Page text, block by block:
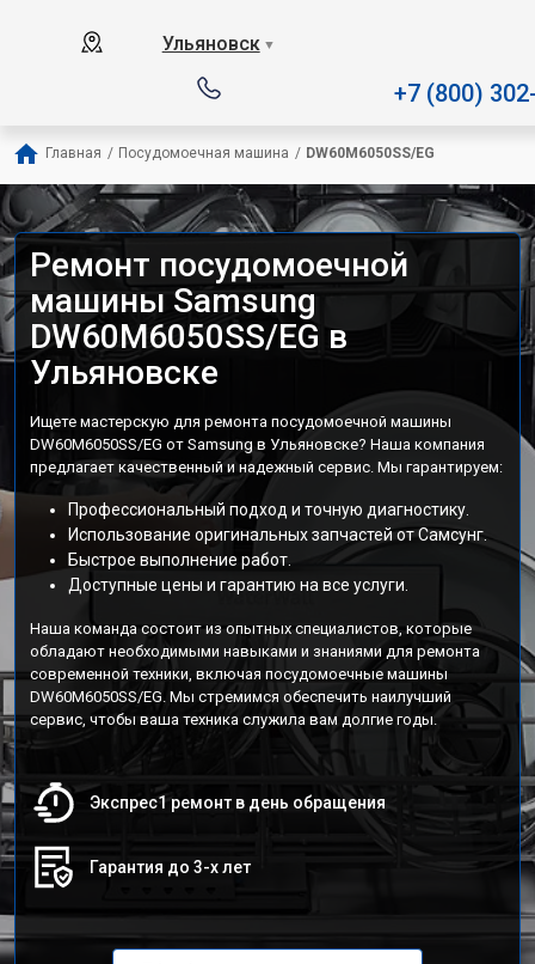
Ульяновск ▼
+7 (800)
Главная / Посудомоечная машина / DW60M6050SS/EG
Ремонт посудомоечной
машины Samsung
DW60M6050SS/EG в
Ульяновске
Ищете мастерскую для ремонта посудомоечной машины
DW60M6050SS/EG от Samsung в Ульяновске? Наша компания
предлагает качественный и надежный сервис. Мы гарантируем:
Профессиональный подход и точную диагностику.
Использование оригинальных запчастей от Самсунг.
Быстрое выполнение работ.
Доступные цены и гарантию на все услуги.
Наша команда состоит из опытных специалистов, которые
обладают необходимыми навыками и знаниями для ремонта
современной техники, включая посудомоечные машины
DW60M6050SS/EG. Мы стремимся обеспечить наилучший
сервис, чтобы ваша техника служила вам долгие годы.
Экспрес1 ремонт в день обращения
Гарантия до 3-х лет